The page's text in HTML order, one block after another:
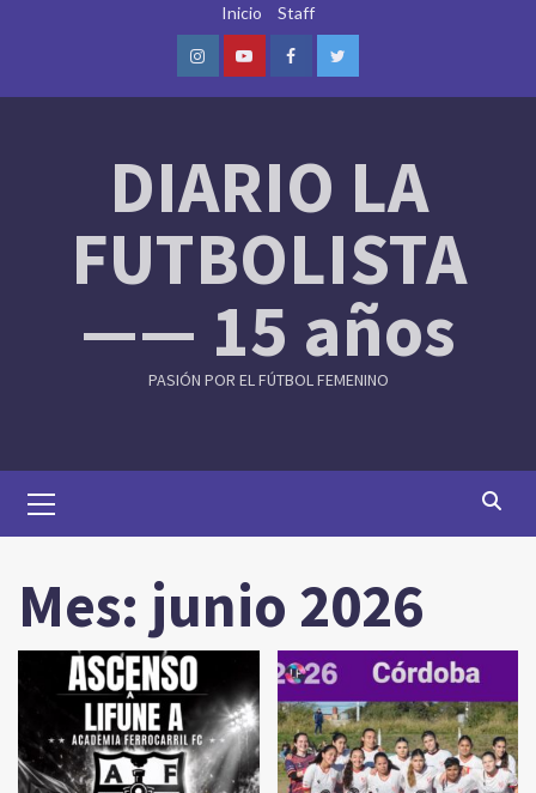
Inicio Staff
InstagramYoutubeFacebookTwitter
DIARIO LA
FUTBOLISTA
—— 15 años
PASIÓN POR EL FÚTBOL FEMENINO
Menu
Mes: junio 2026